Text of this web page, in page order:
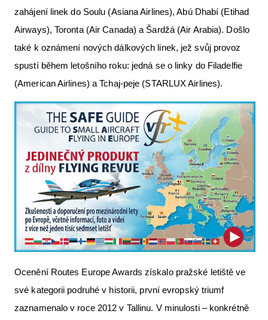
zahájení linek do Soulu (Asiana Airlines), Abú Dhabí (Etihad
Airways), Toronta (Air Canada) a Šardžá (Air Arabia). Došlo
také k oznámení nových dálkových linek, jež svůj provoz
spustí během letošního roku: jedná se o linky do Filadelfie
(American Airlines) a Tchaj-peje (STARLUX Airlines).
Ocenění Routes Europe Awards získalo pražské letiště ve
své kategorii podruhé v historii, první evropský triumf
zaznamenalo v roce 2012 v Tallinu. V minulosti – konkrétně